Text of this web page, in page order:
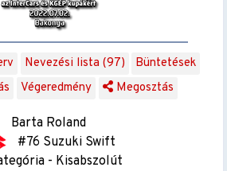
Nevezési lista (97)
Büntetések
Végeredmény Megosztás
Barta Roland
#76 Suzuki Swift
- Kisabszolút